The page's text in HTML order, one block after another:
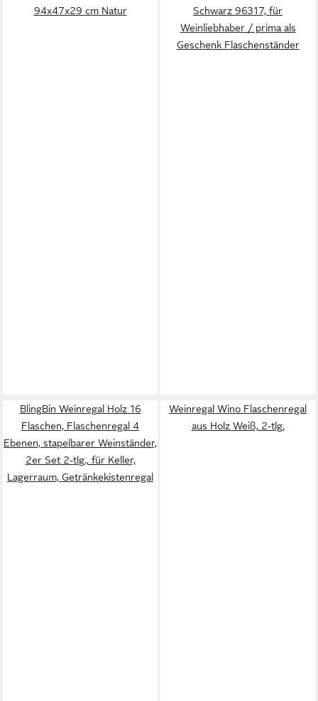
94x47x29 cm Natur
Schwarz 96317, für
Weinliebhaber / prima als
Geschenk Flaschenständer
BlingBin Weinregal Holz 16
Flaschen, Flaschenregal 4
Ebenen, stapelbarer Weinständer,
2er Set 2-tlg., für Keller,
Lagerraum, Getränkekistenregal
Weinregal Wino Flaschenregal
aus Holz Weiß, 2-tlg.